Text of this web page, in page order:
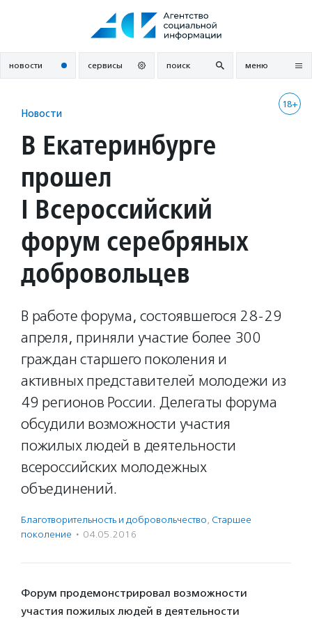
новости сервисы поиск меню
18+
Новости
В Екатеринбурге
прошел
I Всероссийский
форум серебряных
добровольцев
В работе форума, состоявшегося 28-29
апреля, приняли участие более 300
граждан старшего поколения и
активных представителей молодежи из
49 регионов России. Делегаты форума
обсудили возможности участия
пожилых людей в деятельности
всероссийских молодежных
объединений.
Благотвори­тель­ность и доброволь­чест­во, Старшее
поколение · 04.05.2016
Форум продемонстрировал возможности
участия пожилых людей в деятельности